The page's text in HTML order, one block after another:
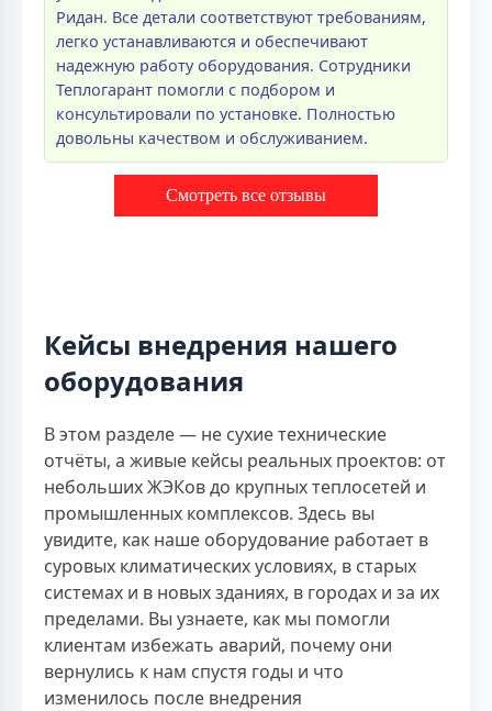
Ридан. Все детали соответствуют требованиям,
легко устанавливаются и обеспечивают
надежную работу оборудования. Сотрудники
Теплогарант помогли с подбором и
консультировали по установке. Полностью
довольны качеством и обслуживанием.
Смотреть все отзывы
Кейсы внедрения нашего
оборудования
В этом разделе — не сухие технические
отчёты, а живые кейсы реальных проектов: от
небольших ЖЭКов до крупных теплосетей и
промышленных комплексов. Здесь вы
увидите, как наше оборудование работает в
суровых климатических условиях, в старых
системах и в новых зданиях, в городах и за их
пределами. Вы узнаете, как мы помогли
клиентам избежать аварий, почему они
вернулись к нам спустя годы и что
изменилось после внедрения